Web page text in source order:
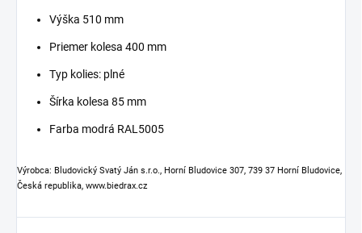
Výška 510 mm
Priemer kolesa 400 mm
Typ kolies: plné
Šírka kolesa 85 mm
Farba modrá RAL5005
Výrobca: Bludovický Svatý Ján s.r.o., Horní Bludovice 307, 739 37 Horní Bludovice,
Česká republika, www.biedrax.cz